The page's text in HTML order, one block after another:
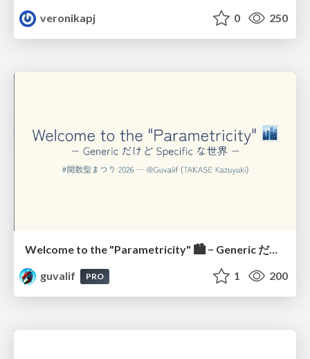
veronikapj 0 250
Welcome to the "Parametricity" 🏙️ − Generic だけど Specific な世界 −
guvalif
PRO 1 200